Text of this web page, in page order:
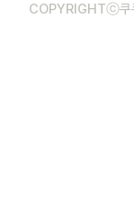
COPYRIGHTⓒ쿠